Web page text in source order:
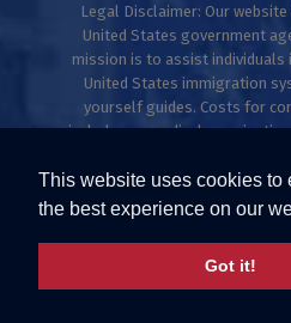
This website uses cookies to
the best experience on our
Got it!
Legal Disclaimer: Our
United States government
mission is to assist individuals
United States immigration
yourself guides. Costs for
include any medical
fees. This website does not
law firm. Only licensed
authorized to provide legal
remedies, defenses, and
ESTA criteria can apply